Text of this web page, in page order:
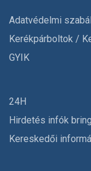
Adatvédelmi
Kerékpárboltok /
GYIK
24H
Hirdetés infók
Kereskedői